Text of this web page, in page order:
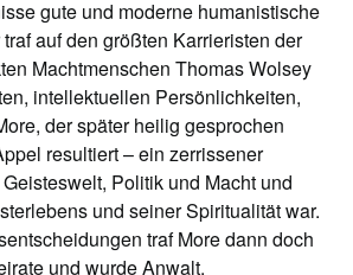
gute und moderne humanistische
auf den größten Karrieristen der
Machtmenschen Thomas Wolsey
intellektuellen Persönlichkeiten,
der später heilig gesprochen
resultiert – ein zerrissener
Politik und Macht und
und seiner Spiritualität war.
traf More dann doch
und wurde Anwalt.